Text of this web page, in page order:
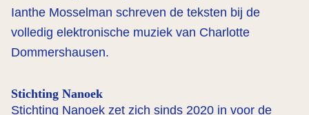
Ianthe Mosselman schreven de teksten bij de
volledig elektronische muziek van Charlotte
Dommershausen.
Stichting Nanoek
Stichting Nanoek zet zich sinds 2020 in voor de